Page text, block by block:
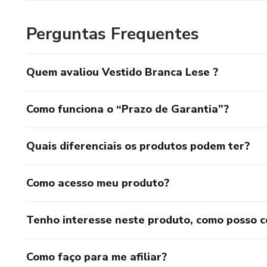
Perguntas Frequentes
Quem avaliou Vestido Branca Lese ?
Como funciona o “Prazo de Garantia”?
Quais diferenciais os produtos podem ter?
Como acesso meu produto?
Tenho interesse neste produto, como posso
Como faço para me afiliar?